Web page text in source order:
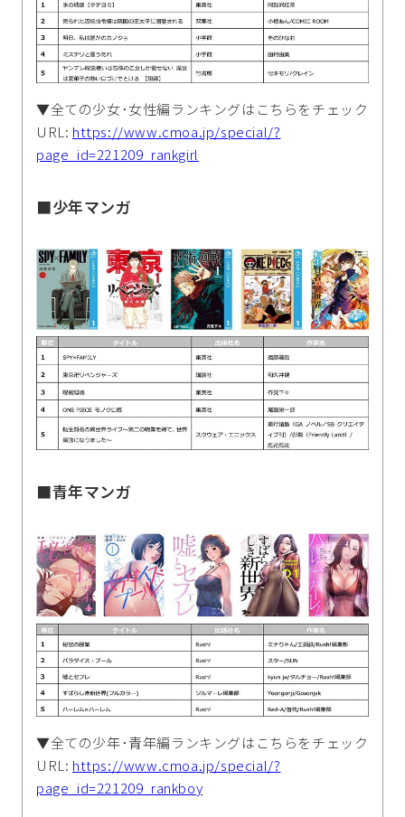
▼全ての少女･女性編ランキングはこちらをチェック
URL: https://www.cmoa.jp/special/?
page_id=221209_rankgirl
■少年マンガ
■青年マンガ
▼全ての少年･青年編ランキングはこちらをチェック
URL: https://www.cmoa.jp/special/?
page_id=221209_rankboy